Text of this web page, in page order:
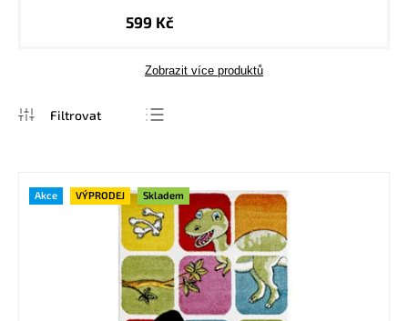
599 Kč
Zobrazit více produktů
Nejdražší
Abecedně
Akce VÝPRODEJ Skladem